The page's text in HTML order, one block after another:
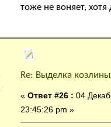
тоже не воняет,
Re: Выделка
« Ответ #26 : 04
23:45:26 pm »